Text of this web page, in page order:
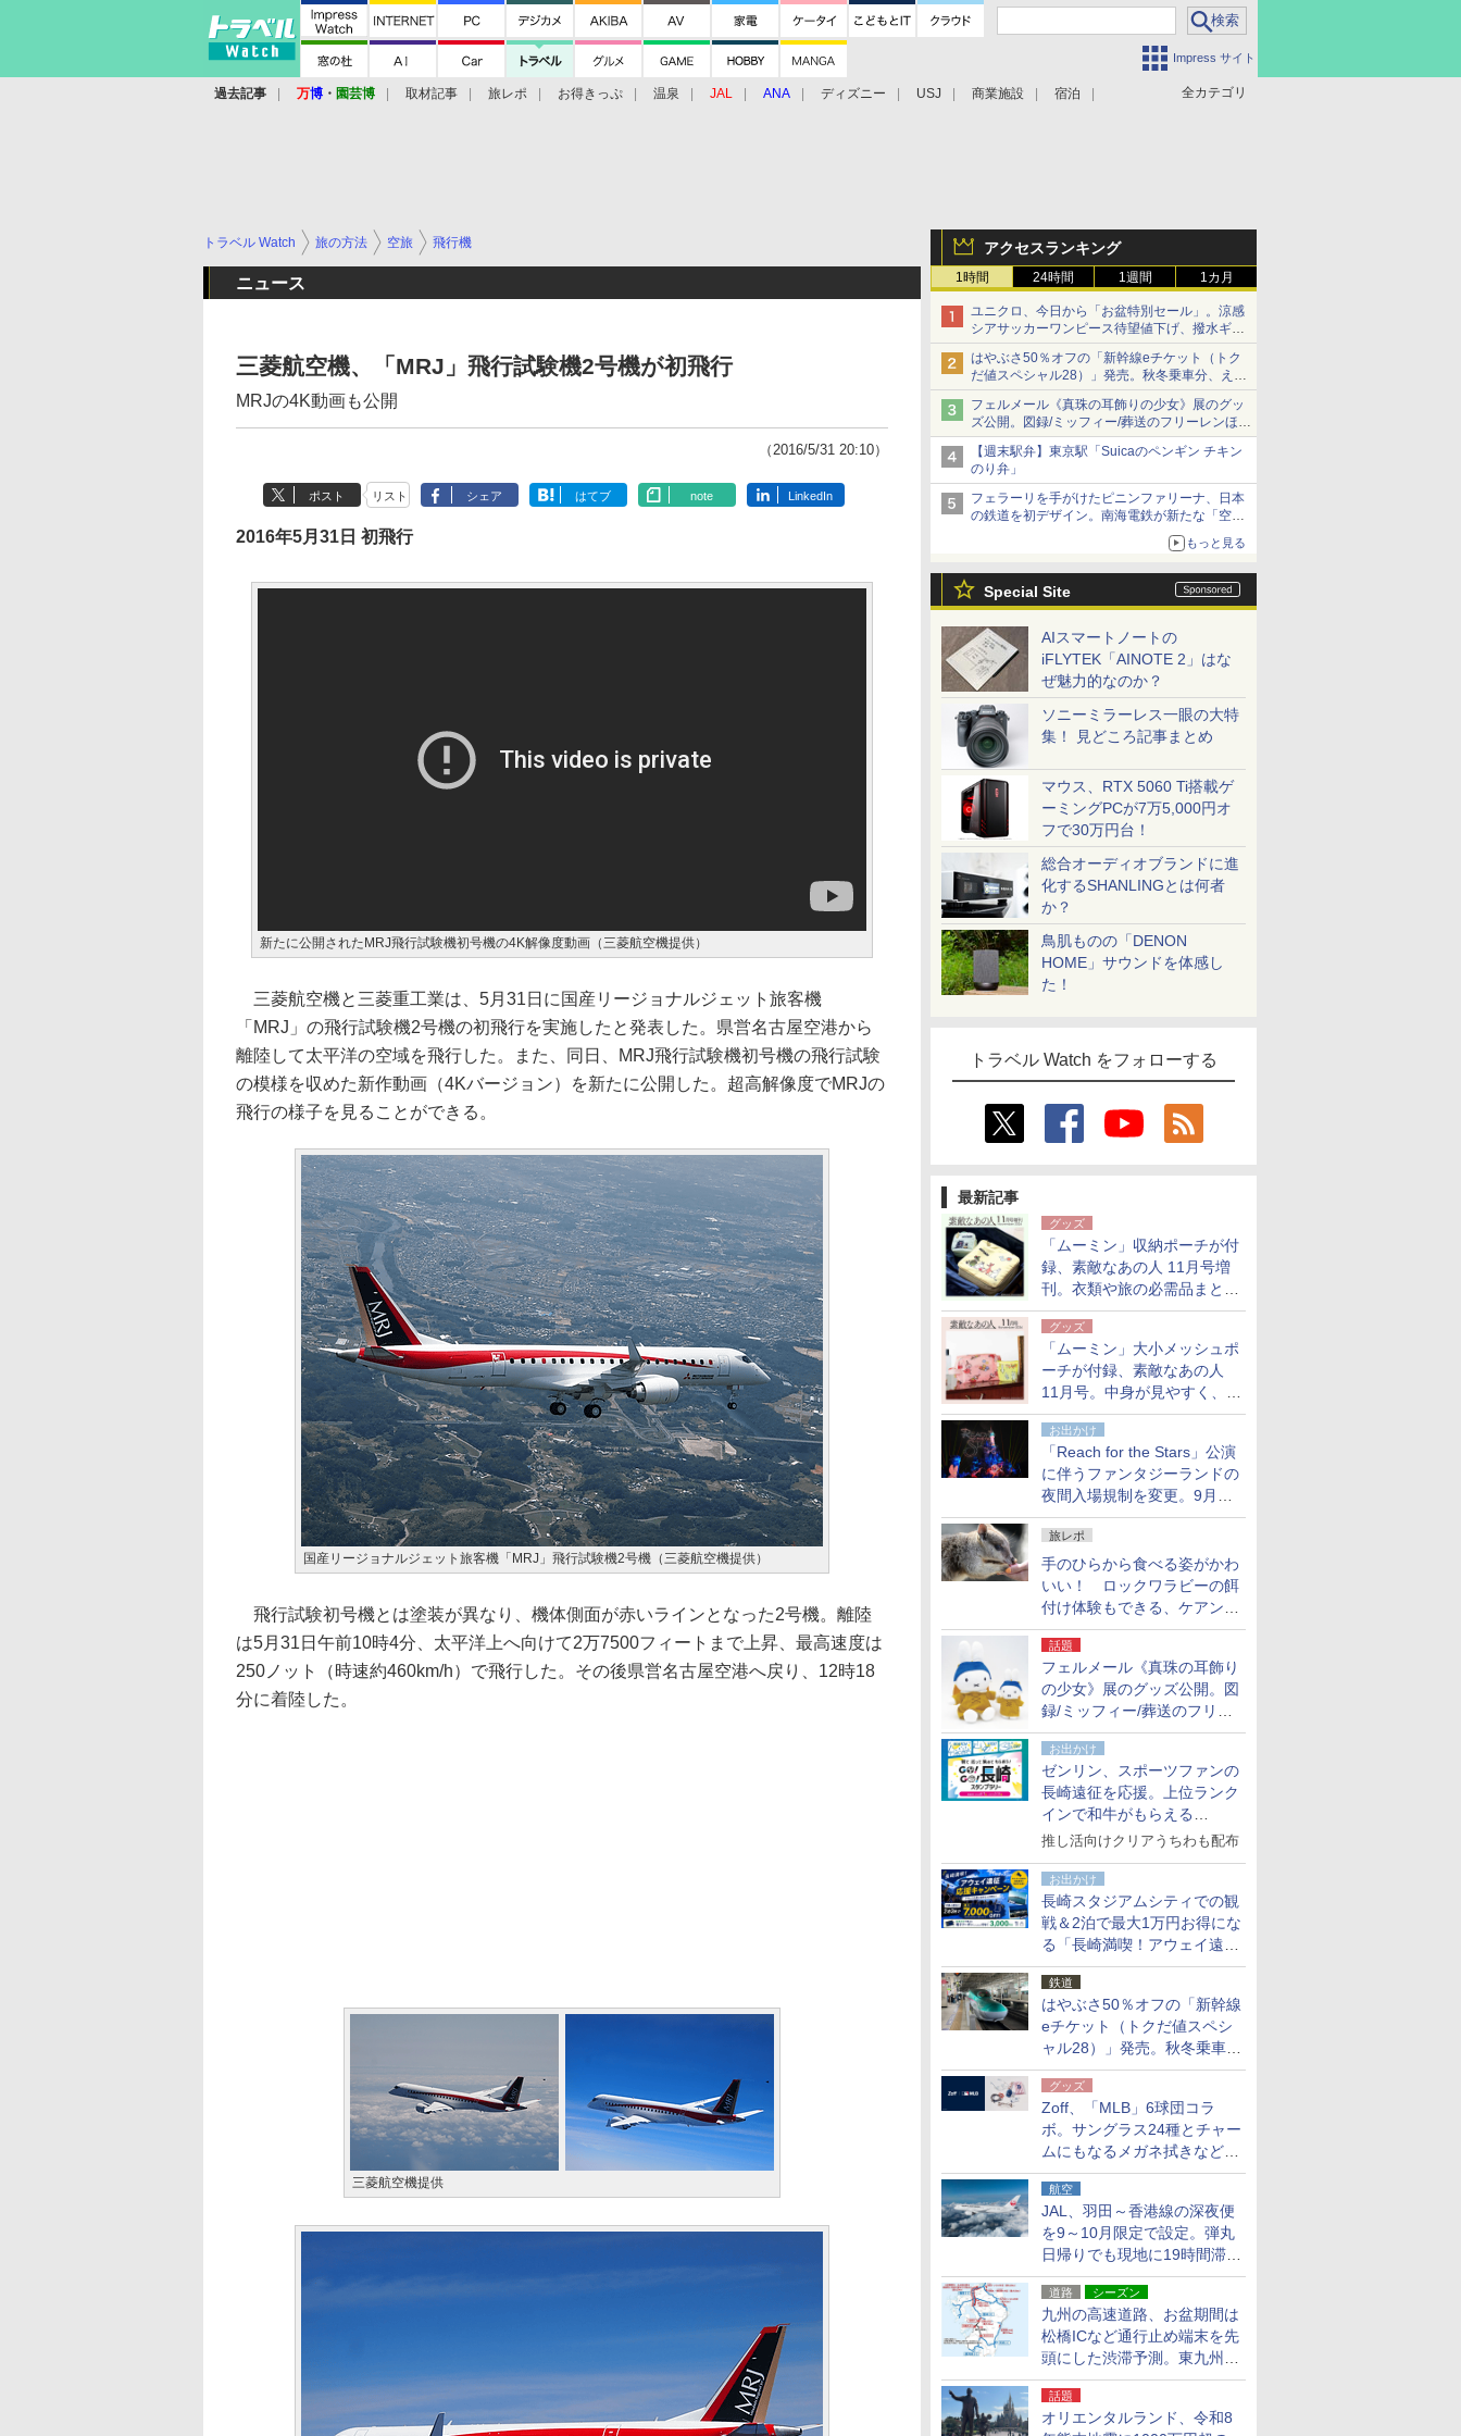
Impress サイト
全カテゴリ
過去記事 万博 ・ 園芸博 取材記事 旅レポ お得きっぷ 温泉 JAL ANA ディズニー USJ 商業施設 宿泊
アクセスランキング
1時間 24時間 1週間 1カ月
ユニクロ、今日から「お盆特別セール」。涼感
シアサッカーワンピース待望値下げ、撥水ギア
ショーツは1990円に
はやぶさ50％オフの「新幹線eチケット（トク
だ値スペシャル28）」発売。秋冬乗車分、えき
ねっと限定
フェルメール《真珠の耳飾りの少女》展のグッ
ズ公開。図録/ミッフィー/葬送のフリーレンほ
か、注目ブランドコラボが実現
【週末駅弁】東京駅「Suicaのペンギン チキン
のり弁」
フェラーリを手がけたピニンファリーナ、日本
の鉄道を初デザイン。南海電鉄が新たな「空港
もっと見る
Special Site
AIスマートノートの
iFLYTEK「AINOTE 2」はな
ぜ魅力的なのか？
ソニーミラーレス一眼の大特
集！ 見どころ記事まとめ
マウス、RTX 5060 Ti搭載ゲ
ーミングPCが7万5,000円オ
フで30万円台！
総合オーディオブランドに進
化するSHANLINGとは何者
か？
鳥肌ものの「DENON
HOME」サウンドを体感し
た！
トラベル Watch をフォローする
最新記事
グッズ
「ムーミン」収納ポーチが付
録、素敵なあの人 11月号増
刊。衣類や旅の必需品まとま
る大小2個セット
グッズ
「ムーミン」大小メッシュポ
ーチが付録、素敵なあの人
11月号。中身が見やすく、温
泉スパにも使える
お出かけ
「Reach for the Stars」公演
に伴うファンタジーランドの
夜間入場規制を変更。9月か
ら18時50分～20時ごろに
旅レポ
手のひらから食べる姿がかわ
いい！ ロックワラビーの餌
付け体験もできる、ケアンズ
でアサートン高原の日本語ガ
イド付きツアーに参加してみ
た
話題
フェルメール《真珠の耳飾り
の少女》展のグッズ公開。図
録/ミッフィー/葬送のフリー
レンほか、注目ブランドコラ
ボが実現
お出かけ
ゼンリン、スポーツファンの
長崎遠征を応援。上位ランク
インで和牛がもらえる
「GO！GO！長崎スタンプラ
推し活向けクリアうちわも配布
お出かけ
長崎スタジアムシティでの観
戦＆2泊で最大1万円お得にな
る「長崎満喫！アウェイ遠征
応援キャンペーン」
鉄道
はやぶさ50％オフの「新幹線
eチケット（トクだ値スペシ
ャル28）」発売。秋冬乗車
分、えきねっと限定
グッズ
Zoff、「MLB」6球団コラ
ボ。サングラス24種とチャー
ムにもなるメガネ拭きなど雑
貨24種
航空
JAL、羽田～香港線の深夜便
を9～10月限定で設定。弾丸
日帰りでも現地に19時間滞在
できる
道路 シーズン
九州の高速道路、お盆期間は
松橋ICなど通行止め端末を先
頭にした渋滞予測。東九州道
への迂回は料金調整を実施
話題
オリエンタルランド、令和8
トラベル Watch 旅の方法 空旅 飛行機
ニュース
三菱航空機、「MRJ」飛行試験機2号機が初飛行
MRJの4K動画も公開
（2016/5/31 20:10）
ポスト リスト シェア はてブ note LinkedIn
2016年5月31日 初飛行
新たに公開されたMRJ飛行試験機初号機の4K解像度動画（三菱航空機提供）
三菱航空機と三菱重工業は、5月31日に国産リージョナルジェット旅客機
「MRJ」の飛行試験機2号機の初飛行を実施したと発表した。県営名古屋空港から
離陸して太平洋の空域を飛行した。また、同日、MRJ飛行試験機初号機の飛行試験
の模様を収めた新作動画（4Kバージョン）を新たに公開した。超高解像度でMRJの
飛行の様子を見ることができる。
国産リージョナルジェット旅客機「MRJ」飛行試験機2号機（三菱航空機提供）
飛行試験初号機とは塗装が異なり、機体側面が赤いラインとなった2号機。離陸
は5月31日午前10時4分、太平洋上へ向けて2万7500フィートまで上昇、最高速度は
250ノット（時速約460km/h）で飛行した。その後県営名古屋空港へ戻り、12時18
分に着陸した。
三菱航空機提供